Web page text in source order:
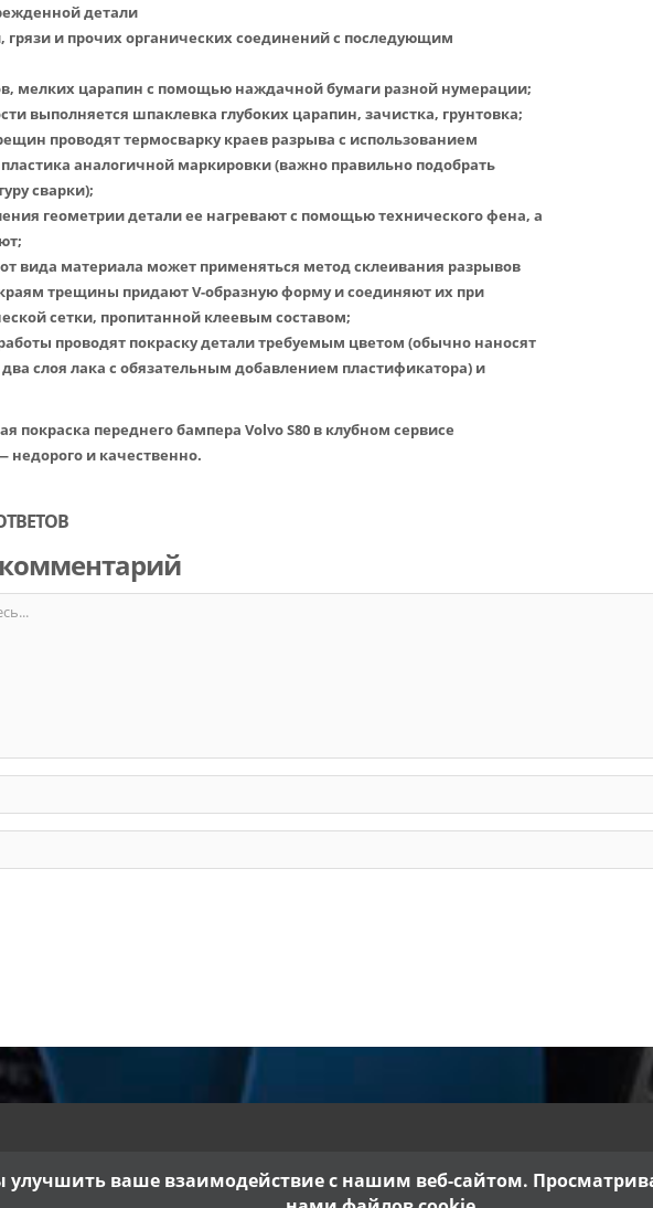
детали
грязи и прочих органических соединений с последующим
мелких царапин с помощью наждачной бумаги разной нумерации;
выполняется шпаклевка глубоких царапин, зачистка, грунтовка;
проводят термосварку краев разрыва с использованием
аналогичной маркировки (важно правильно подобрать
сварки);
геометрии детали ее нагревают с помощью технического фена, а
вида материала может применяться метод склеивания разрывов
трещины придают V-образную форму и соединяют их при
сетки, пропитанной клеевым составом;
проводят покраску детали требуемым цветом (обычно наносят
слоя лака с обязательным добавлением пластификатора) и
покраска переднего бампера Volvo S80 в клубном сервисе
недорого и качественно.
ваше взаимодействие с нашим веб-сайтом.